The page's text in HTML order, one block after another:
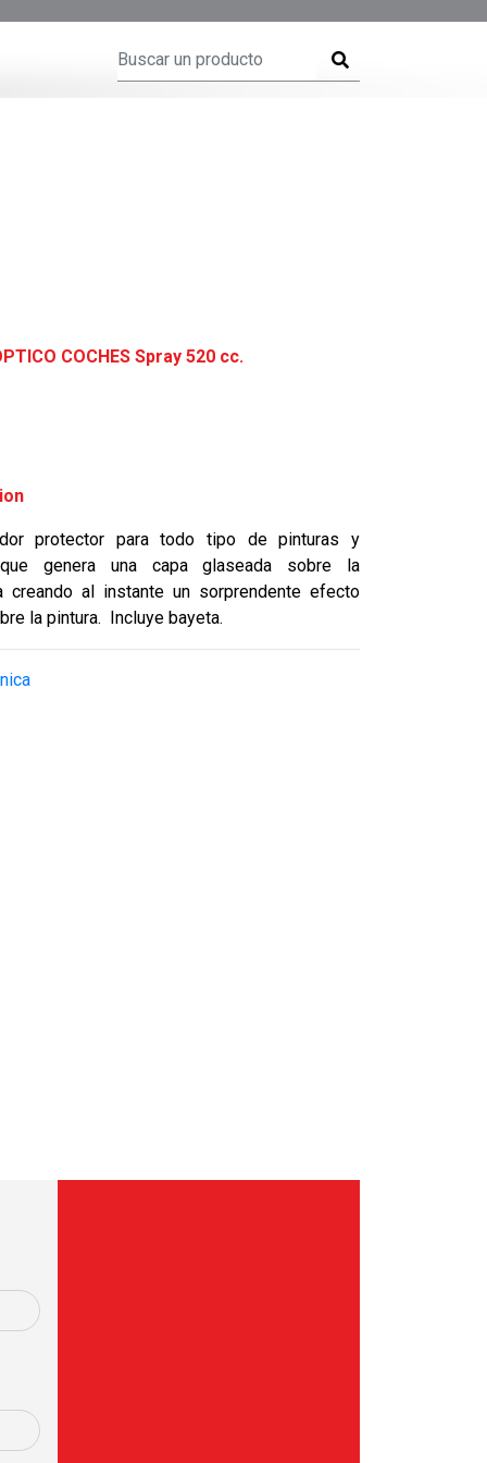
COCHES Spray 520 cc.
protector para todo tipo de pinturas y
genera una capa glaseada sobre la
creando al instante un sorprendente efecto
la pintura. Incluye bayeta.